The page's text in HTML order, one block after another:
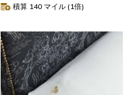
積算 140 マイル (1倍)